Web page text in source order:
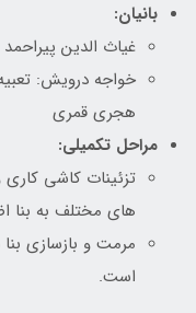
بانیان:
غیاث الدین
هجری قمری
مراحل تکمیلی:
تزئینات کاشی
های مختلف به بنا
مرمت و بازسازی
است.